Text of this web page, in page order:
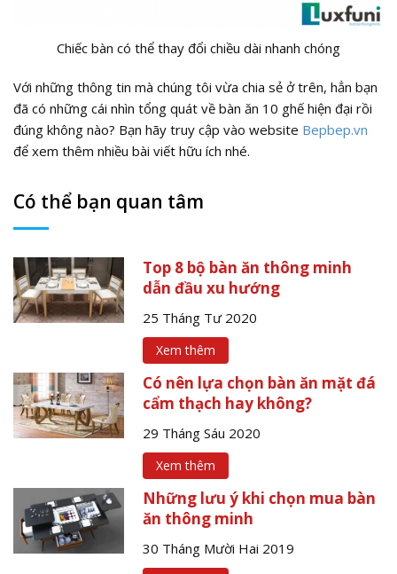
Chiếc bàn có thể thay đổi chiều dài nhanh chóng
Với những thông tin mà chúng tôi vừa chia sẻ ở trên, hẳn bạn
đã có những cái nhìn tổng quát về bàn ăn 10 ghế hiện đại rồi
đúng không nào? Bạn hãy truy cập vào website Bepbep.vn
để xem thêm nhiều bài viết hữu ích nhé.
Có thể bạn quan tâm
Top 8 bộ bàn ăn thông minh
dẫn đầu xu hướng
25 Tháng Tư 2020
Xem thêm
Có nên lựa chọn bàn ăn mặt đá
cẩm thạch hay không?
29 Tháng Sáu 2020
Xem thêm
Những lưu ý khi chọn mua bàn
ăn thông minh
30 Tháng Mười Hai 2019